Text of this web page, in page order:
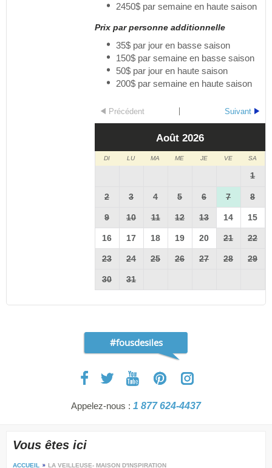
2450$ par semaine en haute saison
Prix par personne additionnelle
35$ par jour en basse saison
150$ par semaine en basse saison
50$ par jour en haute saison
200$ par semaine en haute saison
Précédent Suivant
Août 2026
DI LU MA ME JE VE SA
1
2 3 4 5 6 7 8
9 10 11 12 13 14 15
16 17 18 19 20 21 22
23 24 25 26 27 28 29
30 31
#fousdesiles
Appelez-nous : 1 877 624-4437
Vous êtes ici
ACCUEIL LA VEILLEUSE- MAISON D'INSPIRATION